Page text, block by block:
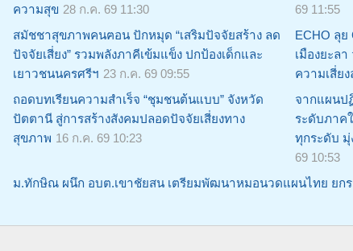
ความสุข 28 ก.ค. 69 11:30
69 11:55
สมัชชาสุขภาพคนฅอน ปักหมุด “เสริมปัจจัยสร้าง ลด
ปัจจัยเสี่ยง” รวมพลังภาคีเข้มแข็ง ปกป้องเด็กและ
เยาวชนนครศรีฯ 23 ก.ค. 69 09:55
ECHO ลุ
เมืองยะล
ความเสี่ยง
ถอดบทเรียนความสำเร็จ “ชุมชนต้นแบบ” จังหวัด
ปัตตานี สู่การสร้างสังคมปลอดปัจจัยเสี่ยงทาง
สุขภาพ 16 ก.ค. 69 10:23
จากแผนป
ระดับภาค
ทุกระดับ
69 10:53
ม.ทักษิณ ผนึก อบต.เขาชัยสน เตรียมพัฒนาหมอนวดแผนไทย ยกร